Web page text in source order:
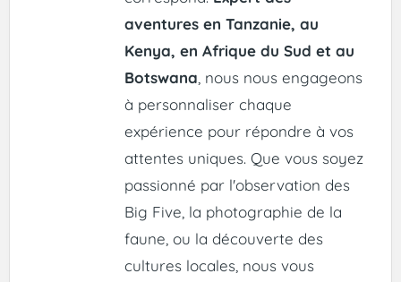
aventures en Tanzanie, au
Kenya, en Afrique du Sud et au
Botswana , nous nous engageons
à personnaliser chaque
expérience pour répondre à vos
attentes uniques. Que vous soyez
passionné par l'observation des
Big Five, la photographie de la
faune, ou la découverte des
cultures locales, nous vous